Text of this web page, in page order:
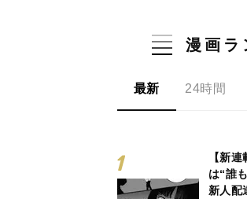
漫画ラ
最新 24時間
【新
は“誰
新人配